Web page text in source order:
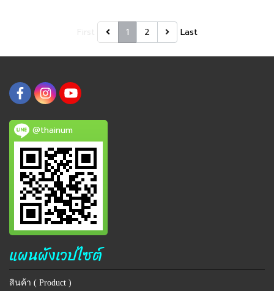
1 2 Last
@thainum
แผนผังเวปไซต์
สินค้า ( Product )